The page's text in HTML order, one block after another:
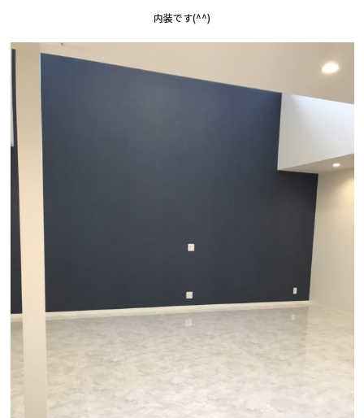
内装です(^^)